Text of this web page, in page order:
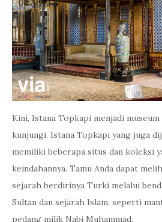
Kini, Istana Topkapi menjadi
kunjungi. Istana Topkapi yang juga
memiliki beberapa situs dan koleksi
keindahannya. Tamu Anda dapat
sejarah berdirinya Turki melalui
Sultan dan sejarah Islam, seperti
pedang milik Nabi Muhammad.